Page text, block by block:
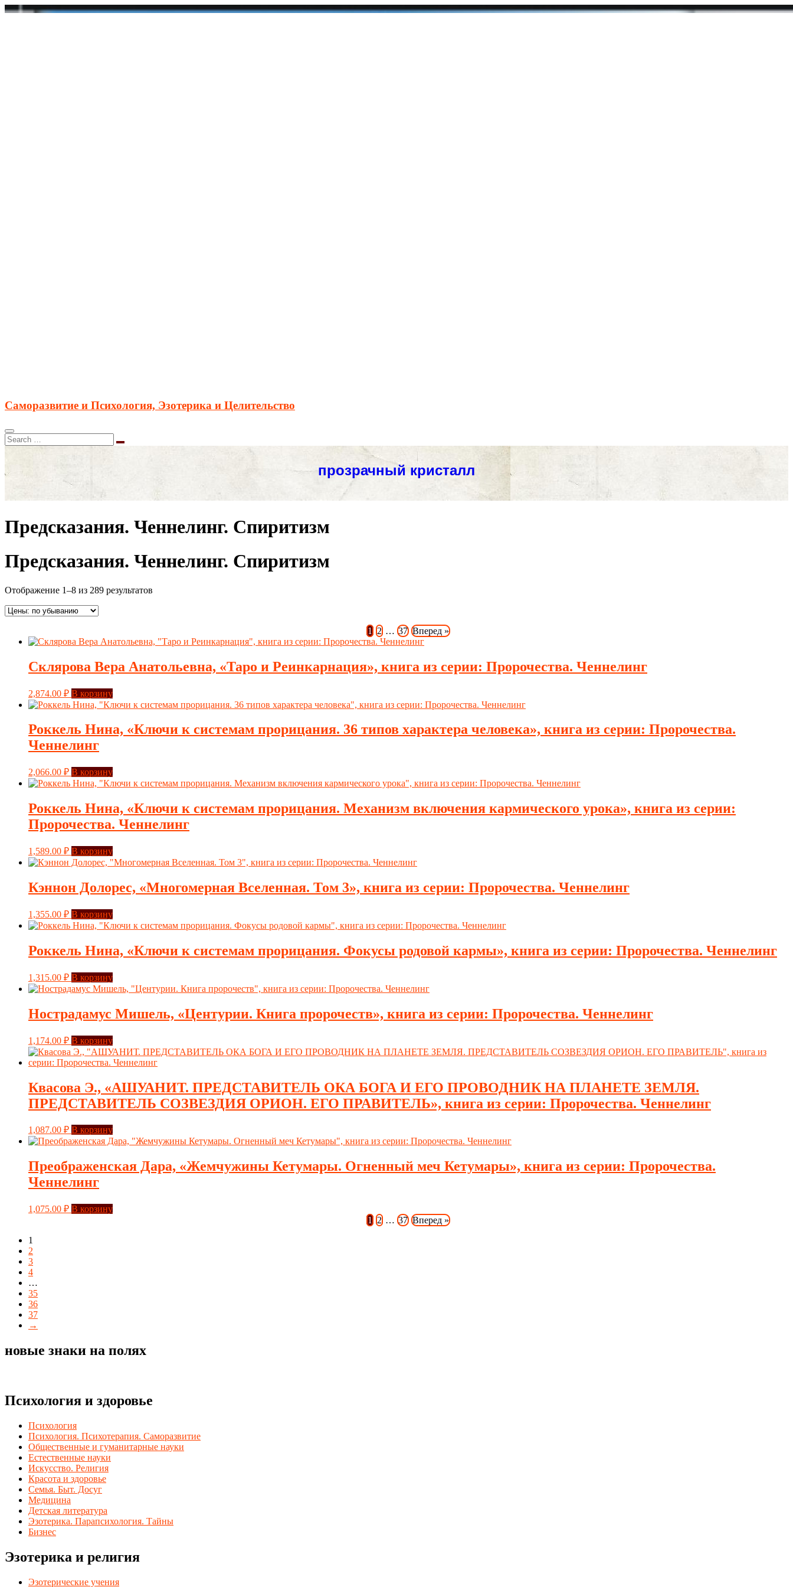
Саморазвитие и Психология, Эзотерика и Целительство
Предсказания. Ченнелинг. Спиритизм
Предсказания. Ченнелинг. Спиритизм
Отображение 1–8 из 289 результатов
1 2 … 37 Вперед »
Склярова Вера Анатольевна, «Таро и Реинкарнация», книга из серии: Пророчества. Ченнелинг
2,874.00 ₽ В корзину
Роккель Нина, «Ключи к системам прорицания. 36 типов характера человека», книга из серии: Пророчества.
Ченнелинг
2,066.00 ₽ В корзину
Роккель Нина, «Ключи к системам прорицания. Механизм включения кармического урока», книга из серии:
Пророчества. Ченнелинг
1,589.00 ₽ В корзину
Кэннон Долорес, «Многомерная Вселенная. Том 3», книга из серии: Пророчества. Ченнелинг
1,355.00 ₽ В корзину
Роккель Нина, «Ключи к системам прорицания. Фокусы родовой кармы», книга из серии: Пророчества. Ченнелинг
1,315.00 ₽ В корзину
Нострадамус Мишель, «Центурии. Книга пророчеств», книга из серии: Пророчества. Ченнелинг
1,174.00 ₽ В корзину
Квасова Э., «АШУАНИТ. ПРЕДСТАВИТЕЛЬ ОКА БОГА И ЕГО ПРОВОДНИК НА ПЛАНЕТЕ ЗЕМЛЯ.
ПРЕДСТАВИТЕЛЬ СОЗВЕЗДИЯ ОРИОН. ЕГО ПРАВИТЕЛЬ», книга из серии: Пророчества. Ченнелинг
1,087.00 ₽ В корзину
Преображенская Дара, «Жемчужины Кетумары. Огненный меч Кетумары», книга из серии: Пророчества.
Ченнелинг
1,075.00 ₽ В корзину
1 2 … 37 Вперед »
1
2
3
4
…
35
36
37
→
новые знаки на полях
Психология и здоровье
Психология
Психология. Психотерапия. Саморазвитие
Общественные и гуманитарные науки
Естественные науки
Искусство. Религия
Красота и здоровье
Семья. Быт. Досуг
Медицина
Детская литература
Эзотерика. Парапсихология. Тайны
Бизнес
Эзотерика и религия
Эзотерические учения